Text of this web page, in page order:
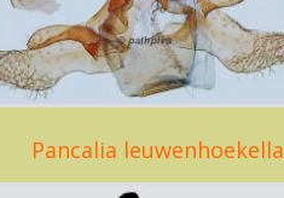
Pancalia leuwenhoekella